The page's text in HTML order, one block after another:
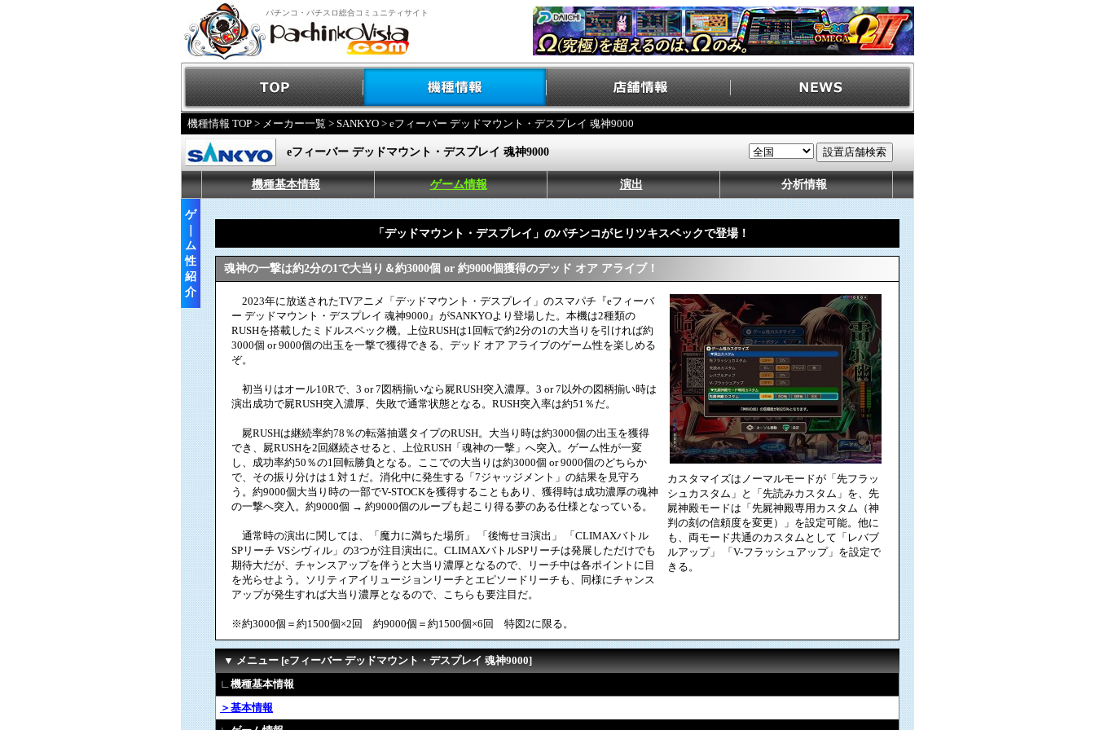
パチンコ・パチスロ総合コミュニティサイト
機種情報 TOP > メーカー一覧 > SANKYO > eフィーバー デッドマウント・デスプレイ 魂神9000
eフィーバー デッドマウント・デスプレイ 魂神9000
機種基本情報 ゲーム情報 演出 分析情報
ゲ
ム
性
紹
介
「デッドマウント・デスプレイ」のパチンコがヒリツキスペックで登場！
魂神の一撃は約2分の1で大当り＆約3000個 or 約9000個獲得のデッド オア アライブ！
2023年に放送されたTVアニメ「デッドマウント・デスプレイ」のスマパチ『eフィーバ
ー デッドマウント・デスプレイ 魂神9000』がSANKYOより登場した。本機は2種類の
RUSHを搭載したミドルスペック機。上位RUSHは1回転で約2分の1の大当りを引ければ約
3000個 or 9000個の出玉を一撃で獲得できる、デッド オア アライブのゲーム性を楽しめる
ぞ。
初当りはオール10Rで、3 or 7図柄揃いなら屍RUSH突入濃厚。3 or 7以外の図柄揃い時は
演出成功で屍RUSH突入濃厚、失敗で通常状態となる。RUSH突入率は約51％だ。
屍RUSHは継続率約78％の転落抽選タイプのRUSH。大当り時は約3000個の出玉を獲得
でき、屍RUSHを2回継続させると、上位RUSH「魂神の一撃」へ突入。ゲーム性が一変
し、成功率約50％の1回転勝負となる。ここでの大当りは約3000個 or 9000個のどちらか
で、その振り分けは１対１だ。消化中に発生する「7ジャッジメント」の結果を見守ろ
う。約9000個大当り時の一部でV-STOCKを獲得することもあり、獲得時は成功濃厚の魂神
の一撃へ突入。約9000個 → 約9000個のループも起こり得る夢のある仕様となっている。
通常時の演出に関しては、「魔力に満ちた場所」 「後悔せヨ演出」 「CLIMAXバトル
SPリーチ VSシヴィル」の3つが注目演出に。CLIMAXバトルSPリーチは発展しただけでも
期待大だが、チャンスアップを伴うと大当り濃厚となるので、リーチ中は各ポイントに目
を光らせよう。ソリティアイリュージョンリーチとエピソードリーチも、同様にチャンス
アップが発生すれば大当り濃厚となるので、こちらも要注目だ。
※約3000個＝約1500個×2回 約9000個＝約1500個×6回 特図2に限る。
カスタマイズはノーマルモードが「先フラッ
シュカスタム」と「先読みカスタム」を、先
屍神殿モードは「先屍神殿専用カスタム（神
判の刻の信頼度を変更）」を設定可能。他に
も、両モード共通のカスタムとして「レバブ
ルアップ」 「V-フラッシュアップ」を設定で
きる。
▼ メニュー [eフィーバー デッドマウント・デスプレイ 魂神9000]
∟機種基本情報
＞基本情報